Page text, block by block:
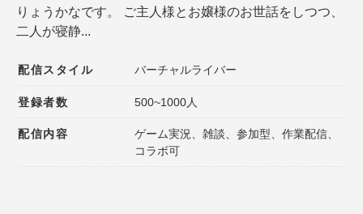
りょうかなです。 ご主人様とお嬢様のお世話をしつつ、
二人が寝静...
配信スタイル バーチャルライバー
登録者数 500~1000人
配信内容
ゲーム実況、雑談、参加型、作業配信、
コラボ可